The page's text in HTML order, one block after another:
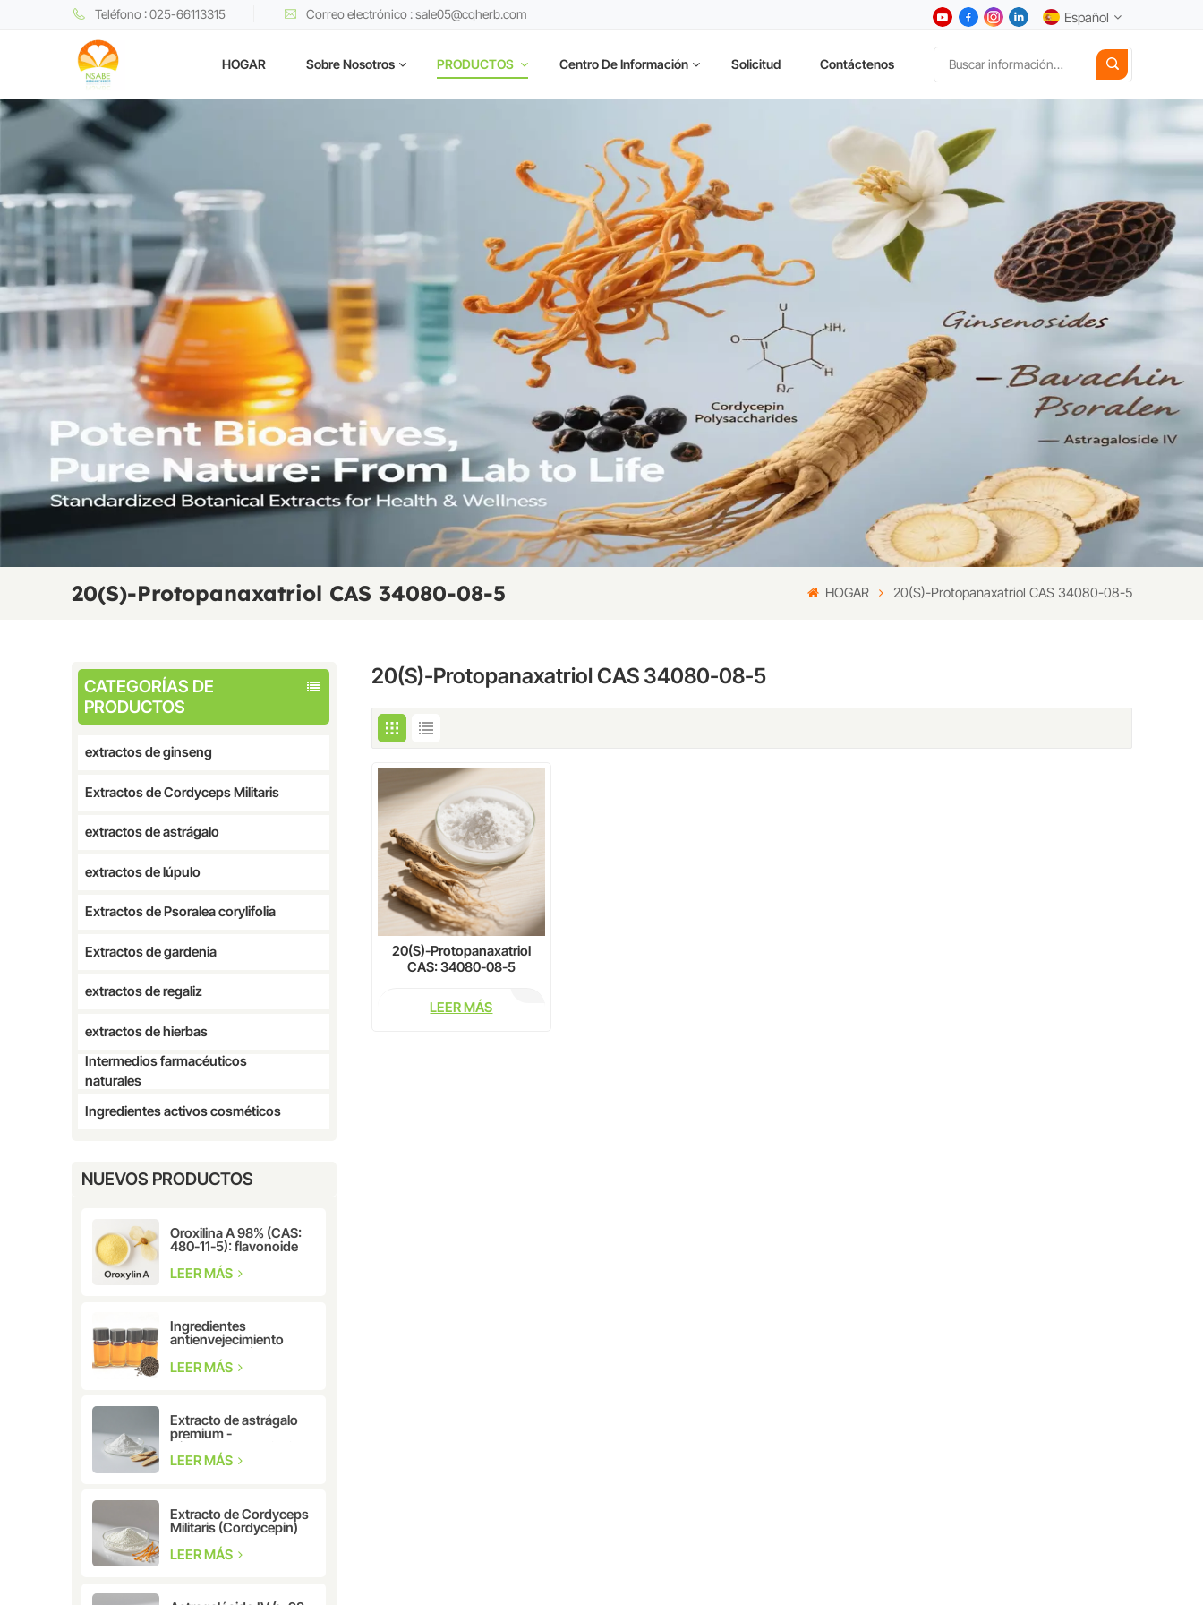
Teléfono : 025-66113315 Correo electrónico : sale05@cqherb.com Español
Español
日本語
한국어
HOGAR Sobre Nosotros PRODUCTOS Centro De Información Solicitud Contáctenos
20(S)-Protopanaxatriol CAS 34080-08-5 HOGAR 20(S)-Protopanaxatriol CAS 34080-08-5
CATEGORÍAS DE
PRODUCTOS
extractos de ginseng
Extractos de Cordyceps Militaris
extractos de astrágalo
extractos de lúpulo
Extractos de Psoralea corylifolia
Extractos de gardenia
extractos de regaliz
extractos de hierbas
Intermedios farmacéuticos
naturales
Ingredientes activos cosméticos
NUEVOS PRODUCTOS
Oroxilina A 98% (CAS:
480-11-5): flavonoide
investigación
LEER MÁS
Ingredientes
antienvejecimiento
Extracto de hierbas
CAS: 10309-37-2
LEER MÁS
Extracto de astrágalo
premium -
Cicloastragenol CAS:
78574-94-4
LEER MÁS
Extracto de Cordyceps
Militaris (Cordycepin)
LEER MÁS
20(S)-Protopanaxatriol CAS 34080-08-5
20(S)-Protopanaxatriol
CAS: 34080-08-5
LEER MÁS